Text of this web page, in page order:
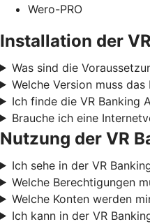
Wero-PRO
Installation der
Was sind die
Welche Version muss
Ich finde die VR Banking
Brauche ich eine
Nutzung der VR
Ich sehe in der VR
Welche Berechtigungen
Welche Konten werden
Ich kann in der VR